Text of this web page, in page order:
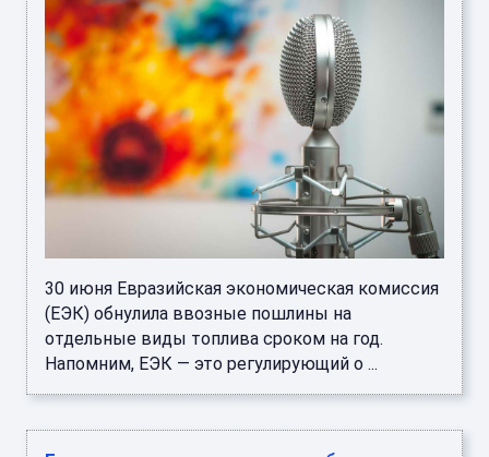
30 июня Евразийская экономическая комиссия
(ЕЭК) обнулила ввозные пошлины на
отдельные виды топлива сроком на год.
Напомним, ЕЭК — это регулирующий о ...